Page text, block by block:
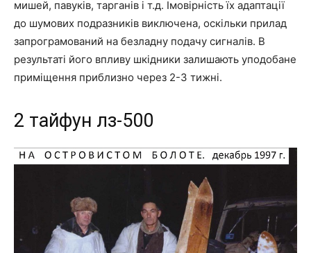
мишей, павуків, тарганів і т.д. Імовірність їх адаптації
до шумових подразників виключена, оскільки прилад
запрограмований на безладну подачу сигналів. В
результаті його впливу шкідники залишають уподобане
приміщення приблизно через 2-3 тижні.
2 тайфун лз-500